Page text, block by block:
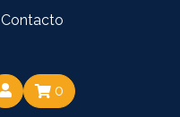
Contacto
0